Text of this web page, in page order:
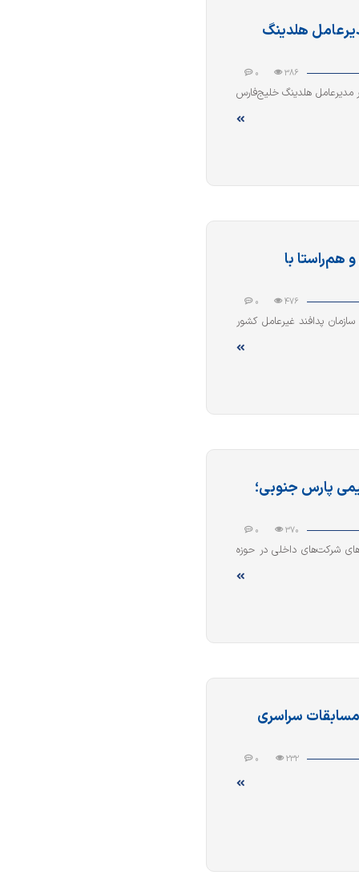
هلدینگ
386
0
همزمان با حضور مدیرعامل هلدینگ خلیج‌فارس
با
476
0
پدافند غیرعامل کشور
پارس جنوبی؛
370
0
شرکت‌های داخلی در حوزه
سراسری
232
0